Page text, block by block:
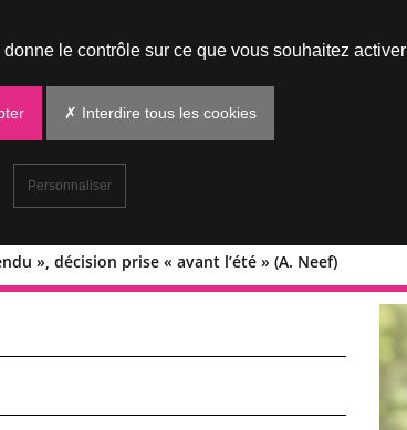
», décision prise « avant l’été » (A. Neef)
« suspendu »,
le contrôle sur ce que vous souhaitez activer
✗ Interdire tous les cookies
Personnaliser